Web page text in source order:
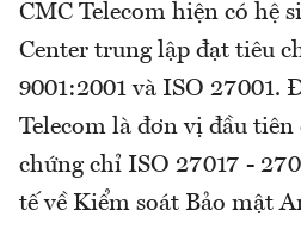
CMC Telecom hiện có hệ
Center trung lập đạt tiêu
9001:2001 và ISO 27001.
Telecom là đơn vị đầu
chứng chỉ ISO 27017 -
tế về Kiểm soát Bảo mật